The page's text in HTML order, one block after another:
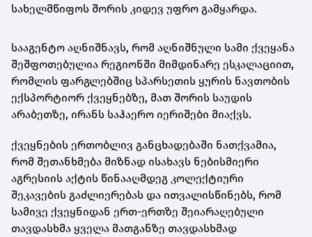
სახელმწიფოს შორის კიდევ უფრო გამყარდა.
სააგენტო აღნიშნავს, რომ აღნიშნული სამი ქვეყანა
შეშფოთებულია რეგიონში მიმდინარე ესკალაციით,
რომლის ფარგლებშიც სპარსეთის ყურის ნავთობის
ექსპორტიორ ქვეყნებზე, მათ შორის საუდის
არაბეთზე, ირანს საჰაერო იერიშები მიაქვს.
ქვეყნების ერთობლივ განცხადებაში ნათქვამია,
რომ შეთანხმება მიზნად ისახავს ნებისმიერი
აგრესიის აქტის წინააღმდეგ კოლექტიური
შეკავების გაძლიერებას და ითვალისწინებს, რომ
სამივე ქვეყნიდან ერთ-ერთზე შეიარაღებული
თავდასხმა ყველა მათგანზე თავდასხმად